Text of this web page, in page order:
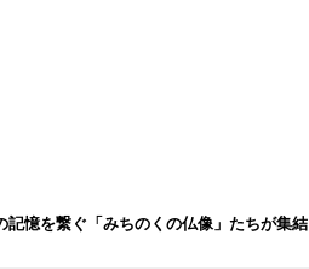
記憶を繋ぐ「みちのくの仏像」たちが集結